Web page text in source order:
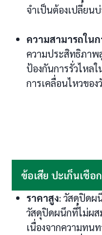
จำเป็นต้องเปลี่ยน
ความสามารถใน
ความประสิทธิภาพ
ป้องกันการรั่วไหล
การเคลื่อนไหวขอ
ข้อเสีย ปะเก็นเชือ
ราคาสูง: วัสดุปิดผ
วัสดุปิดผนึกที่ไม่ผส
เนื่องจากความทน